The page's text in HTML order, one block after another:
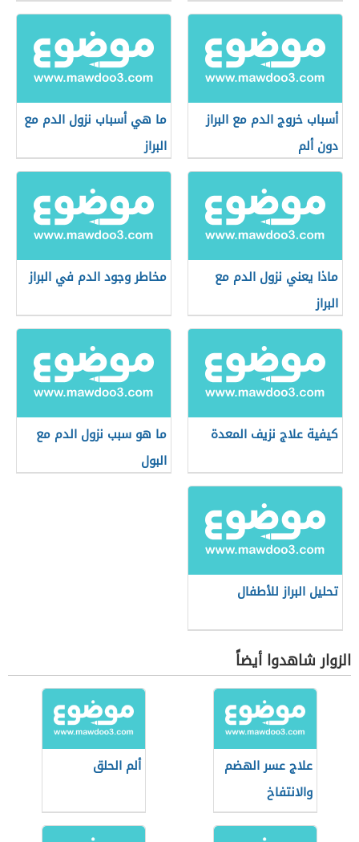
أسباب خروج الدم مع البراز
دون ألم
ما هي أسباب نزول الدم مع
البراز
ماذا يعني نزول الدم مع
البراز
مخاطر وجود الدم في البراز
كيفية علاج نزيف المعدة
ما هو سبب نزول الدم مع
البول
تحليل البراز للأطفال
الزوار شاهدوا أيضاً
علاج عسر الهضم
والانتفاخ
ألم الحلق